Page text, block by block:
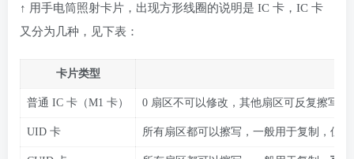
↑ 用手电筒照射卡片，出现方形线圈的说明是 IC 卡，IC 卡
又分为几种，见下表：
卡片类型
普通 IC 卡（M1 卡） 0 扇区不可以修改，其他扇区可反复擦写
UID 卡 所有扇区都可以擦写，一般用于复制，但